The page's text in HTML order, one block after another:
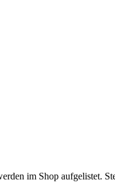
im Shop aufgelistet.